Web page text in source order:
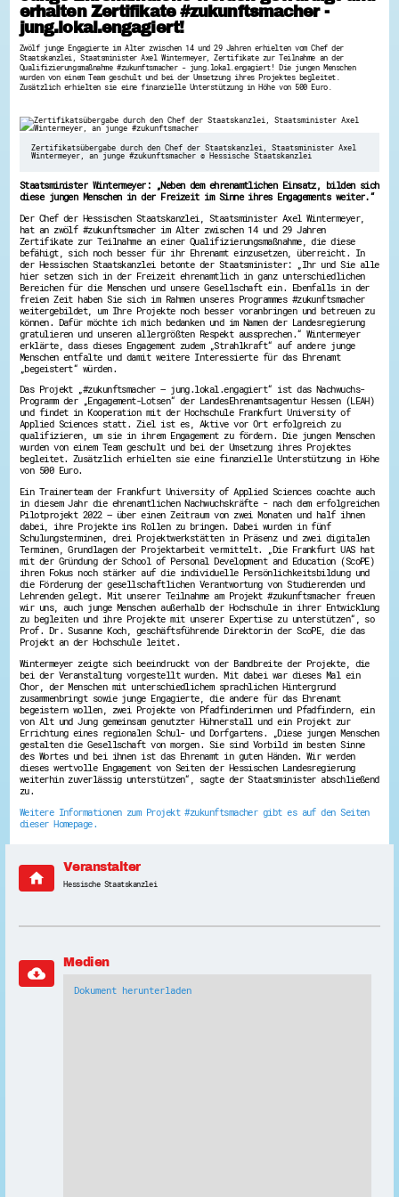
Hessen hilft Ukraine
Zeig uns dein Ehrenamt
Wettbewerb | Trikotwettbewerb
Wettbewerb | 80 Jahre Hessen - Engagement
mit Herz
Ausgezeichnete Projekte
SHARE IT: Teile deine Infos!
Gestalte dein Ehrenamt
Ehrenamts-Card Hessen
Engagement-Lotsen
Crowdfunding - Viele schaffen mehr
Förderprogramme
Ehrentag
Freiwilligenmanagement
Hessen engagiert - Digitale Themenabende
Kompetenznachweis Hessen
Zeugnisbeiblatt
Service-Learning
Mach dich schlau
GEMA-Pakt
Di@-Lotsen in Hessen
Energiepreiskrise und Ehrenamt
Flüchtlingshilfe + Integration
Generationsübergreifend aktiv
Patenschaftsprojekte
Vereine, Spenden, Steuern - Gut zu Wissen
Versicherungsschutz
Wissenswertes rund um dein Ehrenamt
Zahlen, Daten, Fakten aus Hessen
Service
Suche
Downloads
Kontakt
Impressum
Erklärung zur Barrierefreiheit
Barriere melden
erhalten Zertifikate #zukunftsmacher -
jung.lokal.engagiert!
Zwölf junge Engagierte im Alter zwischen 14 und 29 Jahren erhielten vom Chef der
Staatskanzlei, Staatsminister Axel Wintermeyer, Zertifikate zur Teilnahme an der
Qualifizierungsmaßnahme #zukunftsmacher - jung.lokal.engagiert! Die jungen Menschen
wurden von einem Team geschult und bei der Umsetzung ihres Projektes begleitet.
Zusätzlich erhielten sie eine finanzielle Unterstützung in Höhe von 500 Euro.
Zertifikatsübergabe durch den Chef der Staatskanzlei, Staatsminister Axel
Wintermeyer, an junge #zukunftsmacher © Hessische Staatskanzlei
Staatsminister Wintermeyer: „Neben dem ehrenamtlichen Einsatz, bilden sich
diese jungen Menschen in der Freizeit im Sinne ihres Engagements weiter.“
Der Chef der Hessischen Staatskanzlei, Staatsminister Axel Wintermeyer,
hat an zwölf #zukunftsmacher im Alter zwischen 14 und 29 Jahren
Zertifikate zur Teilnahme an einer Qualifizierungsmaßnahme, die diese
befähigt, sich noch besser für ihr Ehrenamt einzusetzen, überreicht. In
der Hessischen Staatskanzlei betonte der Staatsminister: „Ihr und Sie alle
hier setzen sich in der Freizeit ehrenamtlich in ganz unterschiedlichen
Bereichen für die Menschen und unsere Gesellschaft ein. Ebenfalls in der
freien Zeit haben Sie sich im Rahmen unseres Programmes #zukunftsmacher
weitergebildet, um Ihre Projekte noch besser voranbringen und betreuen zu
können. Dafür möchte ich mich bedanken und im Namen der Landesregierung
gratulieren und unseren allergrößten Respekt aussprechen.“ Wintermeyer
erklärte, dass dieses Engagement zudem „Strahlkraft“ auf andere junge
Menschen entfalte und damit weitere Interessierte für das Ehrenamt
„begeistert“ würden.
Das Projekt „#zukunftsmacher – jung.lokal.engagiert“ ist das Nachwuchs-
Programm der „Engagement-Lotsen“ der LandesEhrenamtsagentur Hessen (LEAH)
und findet in Kooperation mit der Hochschule Frankfurt University of
Applied Sciences statt. Ziel ist es, Aktive vor Ort erfolgreich zu
qualifizieren, um sie in ihrem Engagement zu fördern. Die jungen Menschen
wurden von einem Team geschult und bei der Umsetzung ihres Projektes
begleitet. Zusätzlich erhielten sie eine finanzielle Unterstützung in Höhe
von 500 Euro.
Ein Trainerteam der Frankfurt University of Applied Sciences coachte auch
in diesem Jahr die ehrenamtlichen Nachwuchskräfte - nach dem erfolgreichen
Pilotprojekt 2022 – über einen Zeitraum von zwei Monaten und half ihnen
dabei, ihre Projekte ins Rollen zu bringen. Dabei wurden in fünf
Schulungsterminen, drei Projektwerkstätten in Präsenz und zwei digitalen
Terminen, Grundlagen der Projektarbeit vermittelt. „Die Frankfurt UAS hat
mit der Gründung der School of Personal Development and Education (ScoPE)
ihren Fokus noch stärker auf die individuelle Persönlichkeitsbildung und
die Förderung der gesellschaftlichen Verantwortung von Studierenden und
Lehrenden gelegt. Mit unserer Teilnahme am Projekt #zukunftsmacher freuen
wir uns, auch junge Menschen außerhalb der Hochschule in ihrer Entwicklung
zu begleiten und ihre Projekte mit unserer Expertise zu unterstützen“, so
Prof. Dr. Susanne Koch, geschäftsführende Direktorin der ScoPE, die das
Projekt an der Hochschule leitet.
Wintermeyer zeigte sich beeindruckt von der Bandbreite der Projekte, die
bei der Veranstaltung vorgestellt wurden. Mit dabei war dieses Mal ein
Chor, der Menschen mit unterschiedlichem sprachlichen Hintergrund
zusammenbringt sowie junge Engagierte, die andere für das Ehrenamt
begeistern wollen, zwei Projekte von Pfadfinderinnen und Pfadfindern, ein
von Alt und Jung gemeinsam genutzter Hühnerstall und ein Projekt zur
Errichtung eines regionalen Schul- und Dorfgartens. „Diese jungen Menschen
gestalten die Gesellschaft von morgen. Sie sind Vorbild im besten Sinne
des Wortes und bei ihnen ist das Ehrenamt in guten Händen. Wir werden
dieses wertvolle Engagement von Seiten der Hessischen Landesregierung
weiterhin zuverlässig unterstützen“, sagte der Staatsminister abschließend
zu.
Weitere Informationen zum Projekt #zukunftsmacher gibt es auf den Seiten
dieser Homepage.
home
Veranstalter
Hessische Staatskanzlei
cloud_download
Medien
Dokument herunterladen